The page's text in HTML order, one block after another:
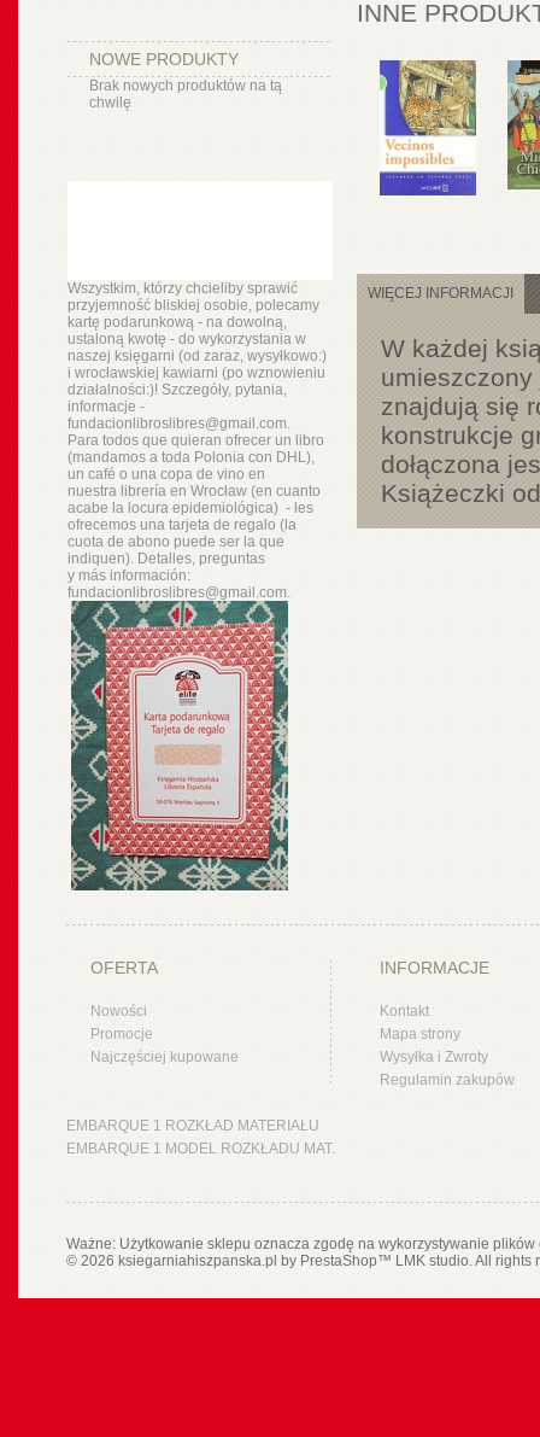
NOWE PRODUKTY
Brak nowych produktów na tą
chwilę
Wszystkim, którzy chcieliby sprawić
przyjemność bliskiej osobie, polecamy
kartę podarunkową - na dowolną,
ustaloną kwotę - do wykorzystania w
naszej księgarni (od zaraz, wysyłkowo:)
i wrocławskiej kawiarni (po wznowieniu
działalności:)! Szczegóły, pytania,
informacje -
fundacionlibroslibres@gmail.com.
Para todos que quieran ofrecer un libro
(mandamos a toda Polonia con DHL),
un café o una copa de vino en
nuestra libreríaen Wrocław (en cuanto
acabe la locura epidemiológica) - les
ofrecemos una tarjeta de regalo (la
cuota de abono puede ser la que
indiquen). Detalles, preguntas
y másinformación:
fundacionlibroslibres@gmail.com.
INNE
WIĘCEJ INFORMACJI
W każdej
znajdują się
konstrukcje
dołączona
Książeczki
OFERTA
Nowości
Promocje
Najczęściej kupowane
INFORMACJE
Kontakt
Mapa strony
Wysyłka i Zwroty
Regulamin zakupów
EMBARQUE 1 ROZKŁAD MATERIAŁU
EMBARQUE 1 MODEL ROZKŁADU MAT.
Ważne: Użytkowanie sklepu oznacza zgodę na wykorzystywanie
© 2026 ksiegarniahiszpanska.pl by PrestaShop™ LMK studio. All rights